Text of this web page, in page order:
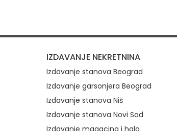
IZDAVANJE NEKRETNINA
Izdavanje stanova Beograd
Izdavanje garsonjera Beograd
Izdavanje stanova Niš
Izdavanje stanova Novi Sad
Izdavanje magacina i hala